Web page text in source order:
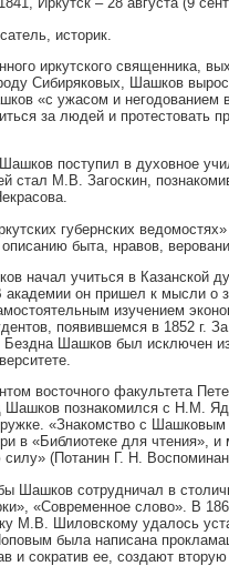
историк.
иркутского священника,
Сибиряковых, Шашков
«с ужасом и негодованием
за людей и протестовать
поступил в духовное
стал М.В. Загоскин,
губернских
быта, нравов,
начал учиться в Казанской
он пришел к мысли о
изучением
появившемся в 1852 г.
Бездна Шашков был исключен
восточного факультета
Шашков познакомился с Н.М.
«Знакомство с Шашковым
в «Библиотеке для
силу» (Потанин Г. Н.
Шашков сотрудничал в
«Современное слово». В
М.В. Шиловскому удалось
была написана
и сократив ее, создают